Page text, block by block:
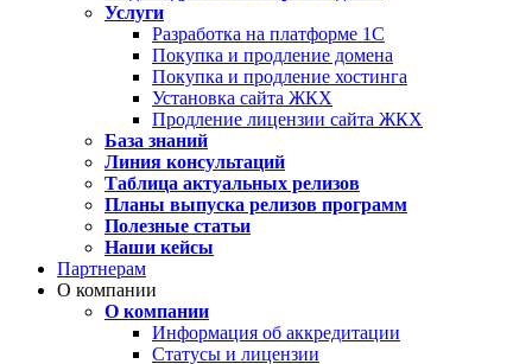
Услуги
Разработка на платформе 1С
Покупка и продление домена
Покупка и продление хостинга
Установка сайта ЖКХ
Продление лицензии сайта ЖКХ
База знаний
Линия консультаций
Таблица актуальных релизов
Планы выпуска релизов программ
Полезные статьи
Наши кейсы
Партнерам
О компании
О компании
Информация об аккредитации
Статусы и лицензии